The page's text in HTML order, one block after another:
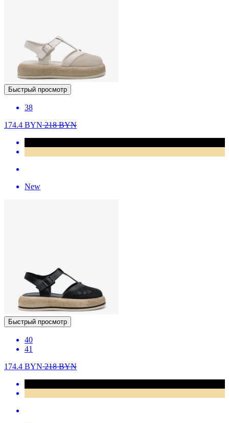
Быстрый просмотр
38
174.4 BYN218BYN
New
Быстрый просмотр
40
41
174.4 BYN218BYN